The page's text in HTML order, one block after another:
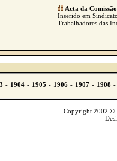
Acta da
Inserido em
Trabalhadores das
Copyright 2002 ©